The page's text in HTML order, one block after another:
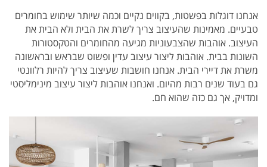
אנחנו דוגלות בפשטות, בקווים נקיים וכמה שיותר שימוש בחומרים
טבעיים. מאמינות שהעיצוב צריך לשרת את הבית ולא הבית את
העיצוב. אוהבות שהצבעוניות מגיעה מהחומרים והטקסטורות
השונות בבית. אוהבות ליצור עיצוב עדין ופשוט שבראש ובראשונה
משרת את דיירי הבית. אנחנו חושבות שעיצוב צריך להיות רלוונטי
גם בעוד שנים רבות מהיום. ואנחנו אוהבות ליצור עיצוב מינימליסטי
ומדויק, אך גם כזה שהוא חם.